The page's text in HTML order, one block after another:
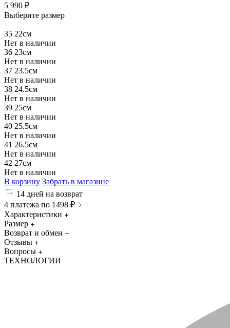
5 990 ₽
Выберите размер
35 22см
Нет в наличии
36 23см
Нет в наличии
37 23.5см
Нет в наличии
38 24.5см
Нет в наличии
39 25см
Нет в наличии
40 25.5см
Нет в наличии
41 26.5см
Нет в наличии
42 27см
Нет в наличии
В корзину Забрать в магазине
14 дней на возврат
4 платежа по 1498 ₽
Характеристики
Размер
Возврат и обмен
Отзывы
Вопросы
ТЕХНОЛОГИИ